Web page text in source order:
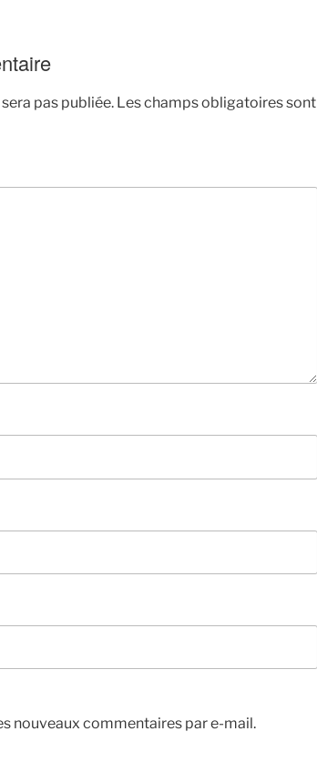
pas publiée. Les champs obligatoires sont
nouveaux commentaires par e-mail.